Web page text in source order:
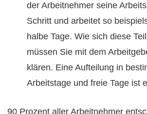
der Arbeitnehmer seine
Schritt und arbeitet so
halbe Tage. Wie sich diese
müssen Sie mit dem
klären. Eine Aufteilung in
Arbeitstage und freie Tage ist
90 Prozent aller Arbeitnehmer